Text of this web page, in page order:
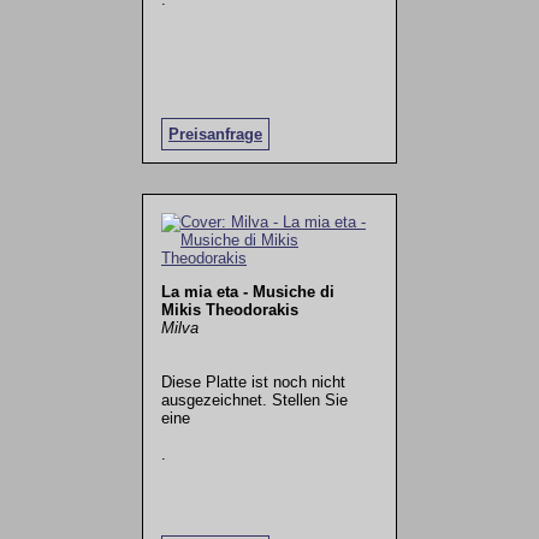
Preisanfrage
La mia eta - Musiche di
Mikis Theodorakis
Milva
Diese Platte ist noch nicht
ausgezeichnet. Stellen Sie
eine